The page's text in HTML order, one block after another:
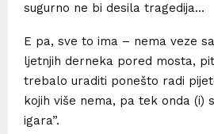
sugurno ne bi desila tragedija…
E pa, sve to ima – nema veze
ljetnjih derneka pored mosta,
trebalo uraditi ponešto radi
kojih više nema, pa tek onda (i)
igara”.